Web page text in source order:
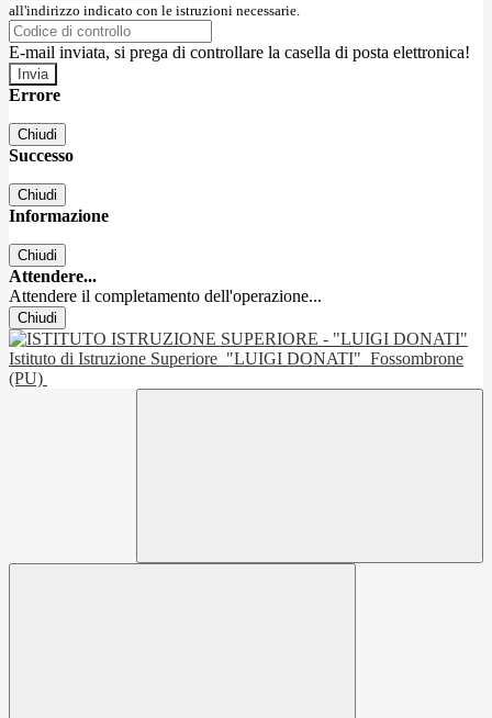
all'indirizzo indicato con le istruzioni necessarie.
E-mail inviata, si prega di controllare la casella di posta elettronica!
Errore
Chiudi
Successo
Chiudi
Informazione
Chiudi
Attendere...
Attendere il completamento dell'operazione...
Chiudi
Istituto di Istruzione Superiore "LUIGI DONATI" Fossombrone
(PU)